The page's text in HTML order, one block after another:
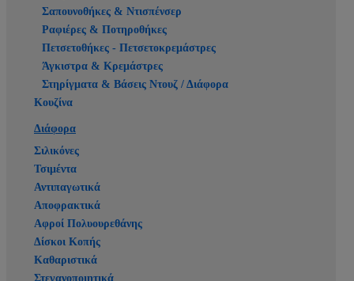
Σαπουνοθήκες & Ντισπένσερ
Ραφιέρες & Ποτηροθήκες
Πετσετοθήκες - Πετσετοκρεμάστρες
Άγκιστρα & Κρεμάστρες
Στηρίγματα & Βάσεις Ντουζ / Διάφορα
Κουζίνα
Διάφορα
Σιλικόνες
Τσιμέντα
Αντιπαγωτικά
Αποφρακτικά
Αφροί Πολυουρεθάνης
Δίσκοι Κοπής
Καθαριστικά
Στεγανοποιητικά